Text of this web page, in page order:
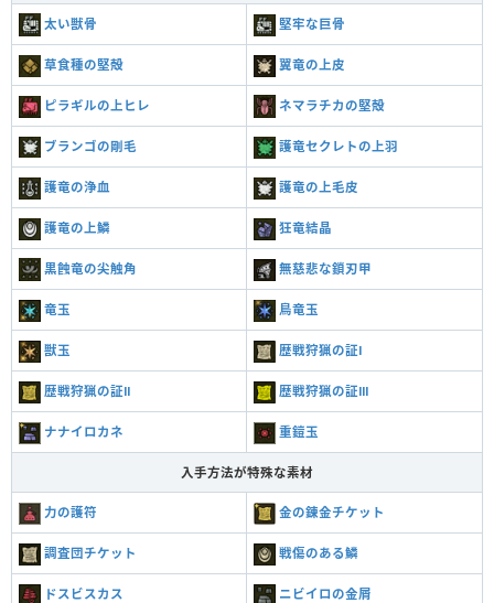
太い獣骨 堅牢な巨骨
草食種の堅殻 翼竜の上皮
ピラギルの上ヒレ ネマラチカの堅殻
ブランゴの剛毛 護竜セクレトの上羽
護竜の浄血 護竜の上毛皮
護竜の上鱗 狂竜結晶
黒蝕竜の尖触角 無慈悲な鎖刃甲
竜玉 鳥竜玉
獣玉 歴戦狩猟の証Ⅰ
歴戦狩猟の証Ⅱ 歴戦狩猟の証Ⅲ
ナナイロカネ 重鎧玉
入手方法が特殊な素材
力の護符 金の錬金チケット
調査団チケット 戦傷のある鱗
ドスビスカス ニビイロの金屑